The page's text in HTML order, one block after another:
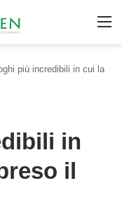
più incredibili in cui la
in
il